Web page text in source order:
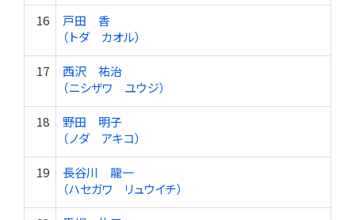
16
戸田 香
（トダ カオル）
17
西沢 祐治
（ニシザワ ユウジ）
18
野田 明子
（ノダ アキコ）
19
長谷川 龍一
（ハセガワ リュウイチ）